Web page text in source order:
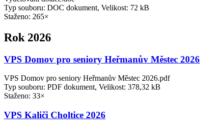
Typ souboru: DOC dokument, Velikost: 72 kB
Staženo: 265×
Rok 2026
VPS Domov pro seniory Heřmanův Městec 2026
VPS Domov pro seniory Heřmanův Městec 2026.pdf
Typ souboru: PDF dokument, Velikost: 378,32 kB
Staženo: 33×
VPS Kaliči Choltice 2026